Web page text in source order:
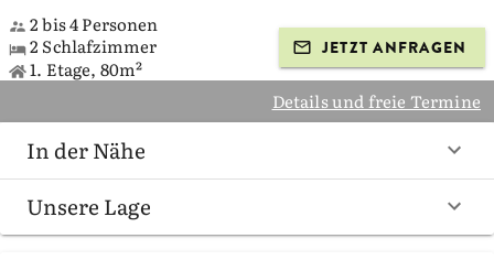
2 bis 4 Personen
2 Schlafzimmer
1. Etage, 80m²
JETZT ANFRAGEN
Details und freie Termine
In der Nähe
Unsere Lage